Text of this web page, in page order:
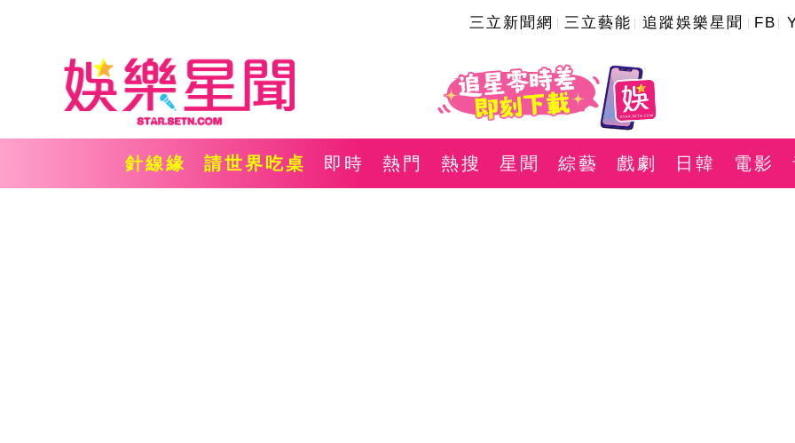
三立新聞網 三立藝能 追蹤娛樂星聞 FB
針線緣 請世界吃桌 即時 熱門 熱搜 星聞 綜藝 戲劇 日韓 電影